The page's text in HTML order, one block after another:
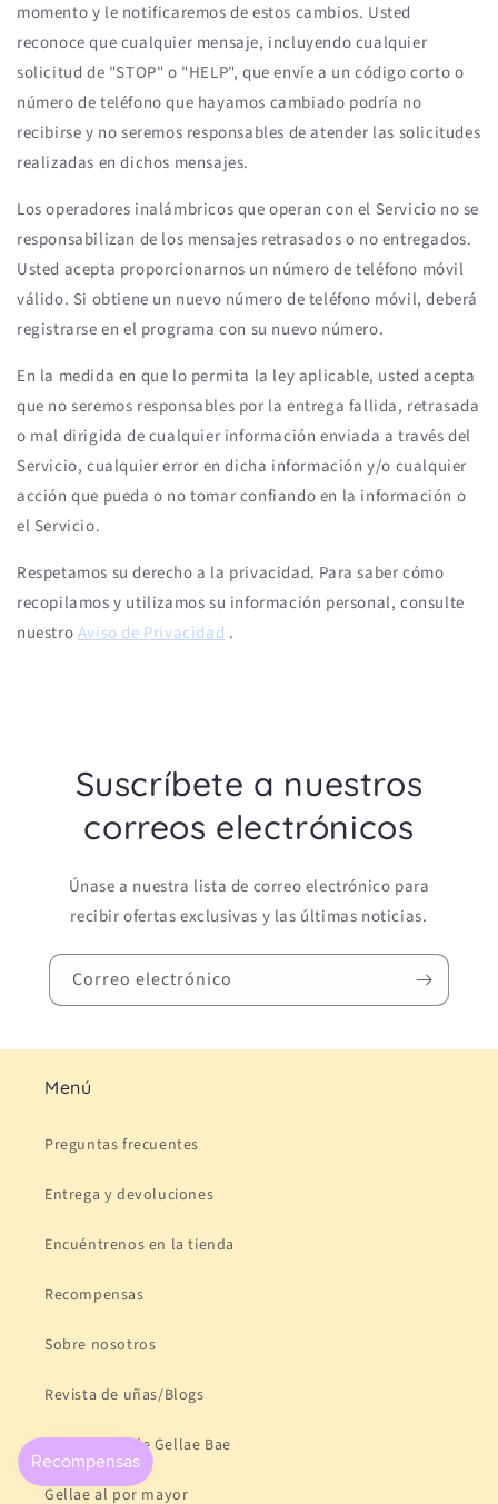
momento y le notificaremos de estos cambios. Usted
reconoce que cualquier mensaje, incluyendo cualquier
solicitud de "STOP" o "HELP", que envíe a un código corto o
número de teléfono que hayamos cambiado podría no
recibirse y no seremos responsables de atender las solicitudes
realizadas en dichos mensajes.
Los operadores inalámbricos que operan con el Servicio no se
responsabilizan de los mensajes retrasados ​​o no entregados.
Usted acepta proporcionarnos un número de teléfono móvil
válido. Si obtiene un nuevo número de teléfono móvil, deberá
registrarse en el programa con su nuevo número.
En la medida en que lo permita la ley aplicable, usted acepta
que no seremos responsables por la entrega fallida, retrasada
o mal dirigida de cualquier información enviada a través del
Servicio, cualquier error en dicha información y/o cualquier
acción que pueda o no tomar confiando en la información o
el Servicio.
Respetamos su derecho a la privacidad. Para saber cómo
recopilamos y utilizamos su información personal, consulte
nuestroAviso de Privacidad .
Suscríbete a nuestros
correos electrónicos
Únase a nuestra lista de correo electrónico para
recibir ofertas exclusivas y las últimas noticias.
Correo electrónico
Menú
Preguntas frecuentes
Entrega y devoluciones
Encuéntrenos en la tienda
Recompensas
Sobre nosotros
Revista de uñas/Blogs
Comunidad de Gellae Bae
Gellae al por mayor